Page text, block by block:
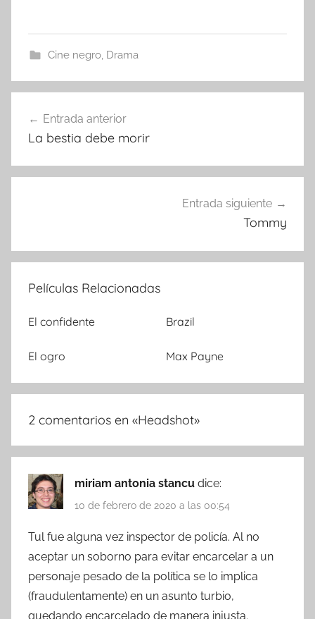
Cine negro, Drama
Navegación
de
entradas
Entrada anterior
La bestia debe morir
Entrada siguiente
Tommy
Películas Relacionadas
El confidente Brazil
El ogro Max Payne
2 comentarios en «Headshot»
miriam antonia stancu dice:
10 de febrero de 2020 a las 00:54
Tul fue alguna vez inspector de policía. Al no
aceptar un soborno para evitar encarcelar a un
personaje pesado de la política se lo implica
(fraudulentamente) en un asunto turbio,
quedando encarcelado de manera injusta.